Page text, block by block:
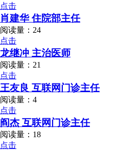
点击
肖建华 住院部主任
阅读量：24
点击
龙继冲 主治医师
阅读量：21
点击
王友良 互联网门诊主任
阅读量：4
点击
阎杰 互联网门诊主任
阅读量：18
点击